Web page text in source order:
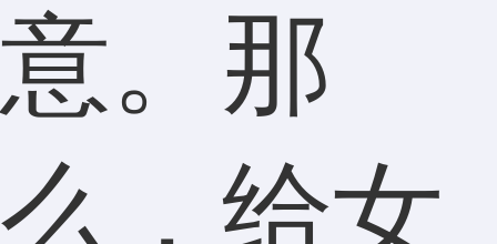
意。那
么，给女